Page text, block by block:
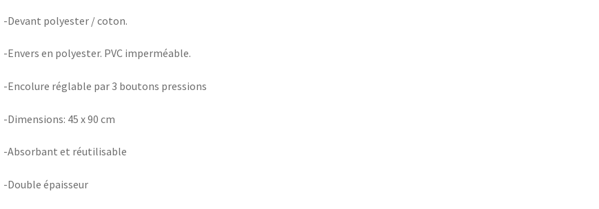
-Devant polyester / coton.
-Envers en polyester. PVC imperméable.
-Encolure réglable par 3 boutons pressions
-Dimensions: 45 x 90 cm
-Absorbant et réutilisable
-Double épaisseur